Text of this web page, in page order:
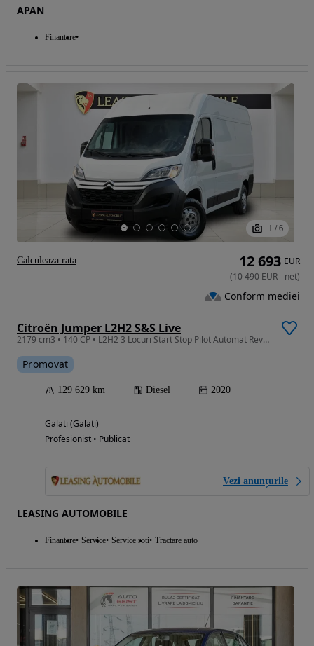
APAN
Finantare
1 / 6
Citroën Jumper L2H2 S&S Live
2179 cm3 • 140 CP • L2H2 3 Locuri Start Stop Pilot Automat Revizii la zi Garantie
Promovat
129 629 km Diesel 2020
Galati (Galati)
Profesionist • Publicat
Vezi anunțurile
LEASING AUTOMOBILE
Finantare Service Service roti Tractare auto
12 693 EUR
(10 490 EUR- net)
Conform mediei
Calculeaza rata